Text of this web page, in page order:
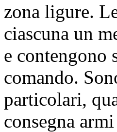
zona ligure.
ciascuna un
e
comando.
particolari,
consegna